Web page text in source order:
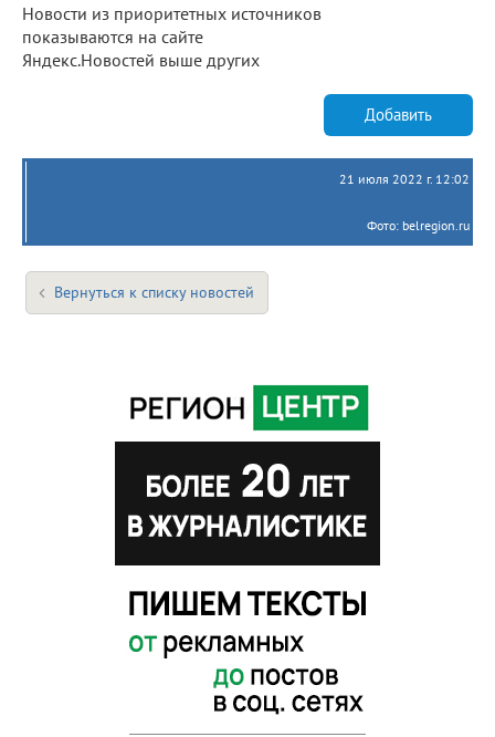
Новости из приоритетных источников
показываются на сайте
Яндекс.Новостей выше других
Добавить
21 июля 2022 г. 12:02
Фото: belregion.ru
Вернуться к списку новостей